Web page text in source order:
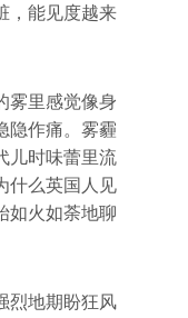
，能见度越来
雾里感觉像身
隐作痛。雾霾
儿时味蕾里流
什么英国人见
如火如荼地聊
烈地期盼狂风